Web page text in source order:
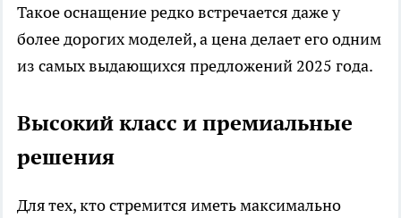
Такое оснащение редко встречается даже у
более дорогих моделей, а цена делает его одним
из самых выдающихся предложений 2025 года.
Высокий класс и премиальные
решения
Для тех, кто стремится иметь максимально